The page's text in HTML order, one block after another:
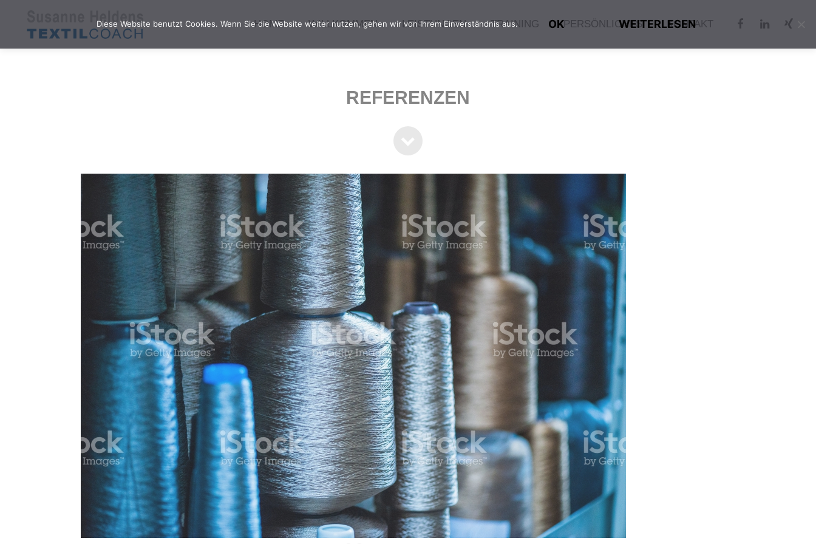
HOME WILLKOMMEN LEISTUNGEN TRAINING PERSÖNLICHES KONTAKT
REFERENZEN
Diese Website benutzt Cookies. Wenn Sie die Website weiter nutzen, gehen wir von Ihrem Einverständnis aus. OK WEITERLESEN